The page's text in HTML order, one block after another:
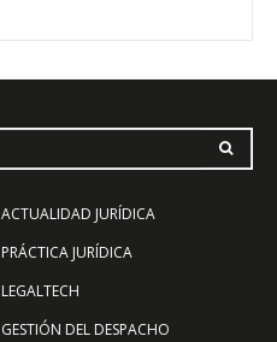
ACTUALIDAD JURÍDICA
PRÁCTICA JURÍDICA
LEGALTECH
GESTIÓN DEL DESPACHO